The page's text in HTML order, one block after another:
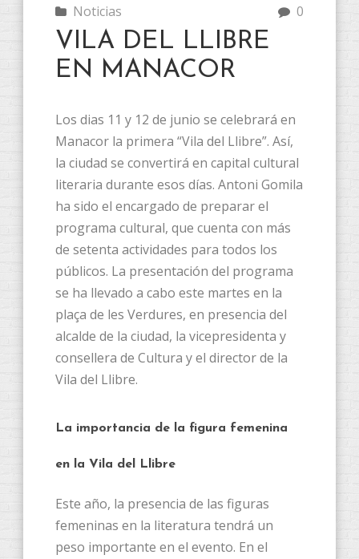
Noticias
0
VILA DEL LLIBRE
EN MANACOR
Los dias 11 y 12 de junio se celebrará en
Manacor la primera “Vila del Llibre”. Así,
la ciudad se convertirá en capital cultural
literaria durante esos días. Antoni Gomila
ha sido el encargado de preparar el
programa cultural, que cuenta con más
de setenta actividades para todos los
públicos. La presentación del programa
se ha llevado a cabo este martes en la
plaça de les Verdures, en presencia del
alcalde de la ciudad, la vicepresidenta y
consellera de Cultura y el director de la
Vila del Llibre.
La importancia de la figura femenina
en la Vila del Llibre
Este año, la presencia de las figuras
femeninas en la literatura tendrá un
peso importante en el evento. En el